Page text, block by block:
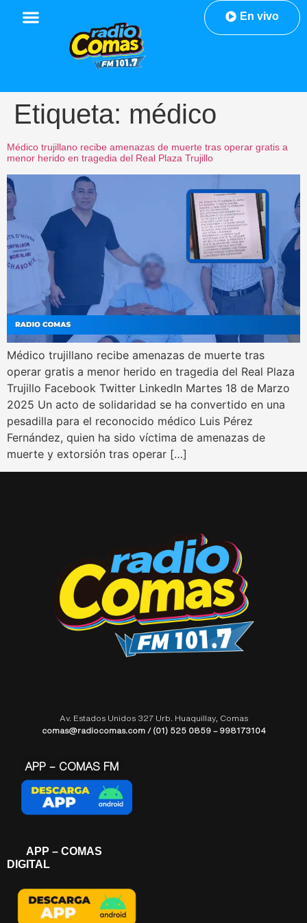
En vivo
Etiqueta: médico
Médico trujillano recibe amenazas de muerte tras operar gratis a
menor herido en tragedia del Real Plaza Trujillo
Médico trujillano recibe amenazas de muerte tras
operar gratis a menor herido en tragedia del Real Plaza
Trujillo Facebook Twitter LinkedIn Martes 18 de Marzo
2025 Un acto de solidaridad se ha convertido en una
pesadilla para el reconocido médico Luis Pérez
Fernández, quien ha sido víctima de amenazas de
muerte y extorsión tras operar […]
Av. Estados Unidos 327 Urb. Huaquillay, Comas
comas@radiocomas.com / (01) 525 0859 – 998173104
APP – COMAS FM
APP – COMAS
DIGITAL